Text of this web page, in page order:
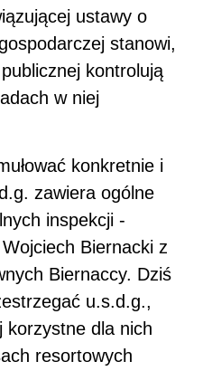
ustawy o
stanowi,
kontrolują
w niej
konkretnie i
zawiera ogólne
inspekcji -
Biernacki z
Biernaccy. Dziś
u.s.d.g.,
korzystne dla nich
resortowych